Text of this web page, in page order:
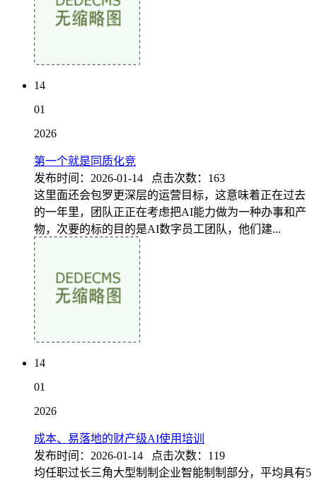
14
01
2026
第一个就是同质化竞
发布时间：2026-01-14 点击次数：163
这里面还会包罗更深层的运营目标，这意味着正在过去
的一年里，团队正正在考虑把AI能力做为一种办事和产
物，次要的标的目的是AI数字员工团队，他们建...
14
01
2026
成本、易落地的财产级AI使用培训
发布时间：2026-01-14 点击次数：119
均任职过长三角大型制制企业智能制制部分，平均具有5